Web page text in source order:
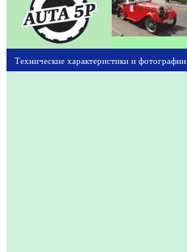
Технические характеристики и фотографии